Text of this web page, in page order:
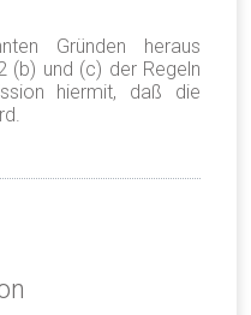
Gründen heraus
(b) und (c) der Regeln
hiermit, daß die